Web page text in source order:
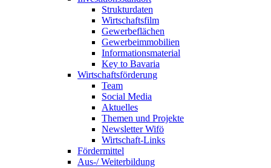
Strukturdaten
Wirtschaftsfilm
Gewerbeflächen
Gewerbeimmobilien
Informationsmaterial
Key to Bavaria
Wirtschaftsförderung
Team
Social Media
Aktuelles
Themen und Projekte
Newsletter Wifö
Wirtschaft-Links
Fördermittel
Aus-/ Weiterbildung